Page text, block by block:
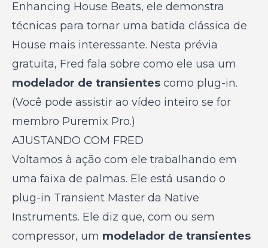
Enhancing House Beats, ele demonstra
técnicas para tornar uma batida clássica de
House mais interessante. Nesta prévia
gratuita, Fred fala sobre como ele usa um
modelador de transientes como plug-in.
(Você pode assistir ao vídeo inteiro se for
membro Puremix Pro.)
AJUSTANDO COM FRED
Voltamos à ação com ele trabalhando em
uma faixa de palmas. Ele está usando o
plug-in Transient Master da Native
Instruments. Ele diz que, com ou sem
compressor, um modelador de transientes